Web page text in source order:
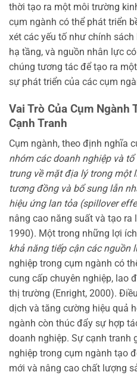
thời tạo ra một môi trường
cụm ngành có thể phát triển
xét các yếu tố như chính
hạ tầng, và nguồn nhân lực
chúng tương tác để tạo ra
sự phát triển của các cụm
Vai Trò Của Cụm Ngành
Cạnh Tranh
Cụm ngành, theo định nghĩa
nhóm các doanh nghiệp và
trung về mặt địa lý trong một
tương đồng và bổ sung lẫn
hiệu ứng lan tỏa (spillover
nâng cao năng suất và tạo ra
1990). Một trong những lợi
khả năng tiếp cận các nguồn
nghiệp trong cụm ngành có
cung cấp chuyên nghiệp, lao
thị trường (Enright, 2000).
dịch và tăng cường hiệu quả
ngành còn thúc đẩy sự hợp
doanh nghiệp. Sự cạnh tranh
nghiệp trong cụm ngành tạo
mới và nâng cao chất lượng